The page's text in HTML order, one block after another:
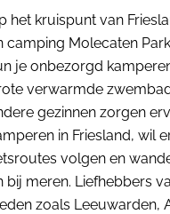
het kruispunt van
camping Molecaten
je onbezorgd
verwarmde
gezinnen zorgen
in Friesland, wil
volgen en
bij meren. Liefhebbers
zoals Leeuwarden,